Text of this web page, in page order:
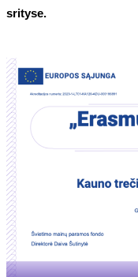
srityse.